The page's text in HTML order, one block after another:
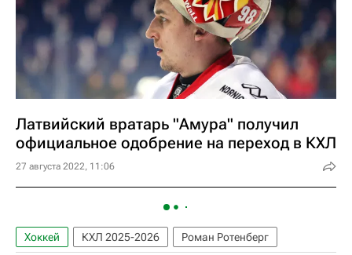
Латвийский вратарь "Амура" получил
официальное одобрение на переход в КХЛ
27 августа 2022, 11:06
Хоккей КХЛ 2025-2026 Роман Ротенберг